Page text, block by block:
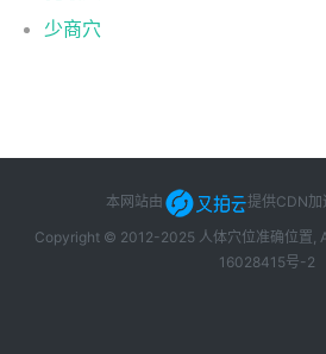
少商穴
本网站由 提供CDN加
Copyright © 2012-2025 人体穴位准确位置,
16028415号-2